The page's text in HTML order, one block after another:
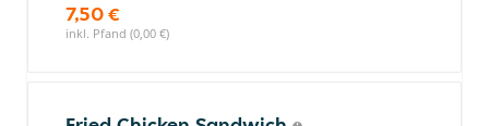
7,50 €
inkl. Pfand (0,00 €)